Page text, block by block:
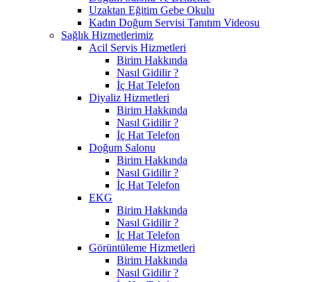
Uzaktan Eğitim Gebe Okulu
Kadın Doğum Servisi Tanıtım Videosu
Sağlık Hizmetlerimiz
Acil Servis Hizmetleri
Birim Hakkında
Nasıl Gidilir ?
İç Hat Telefon
Diyaliz Hizmetleri
Birim Hakkında
Nasıl Gidilir ?
İç Hat Telefon
Doğum Salonu
Birim Hakkında
Nasıl Gidilir ?
İç Hat Telefon
EKG
Birim Hakkında
Nasıl Gidilir ?
İç Hat Telefon
Görüntüleme Hizmetleri
Birim Hakkında
Nasıl Gidilir ?